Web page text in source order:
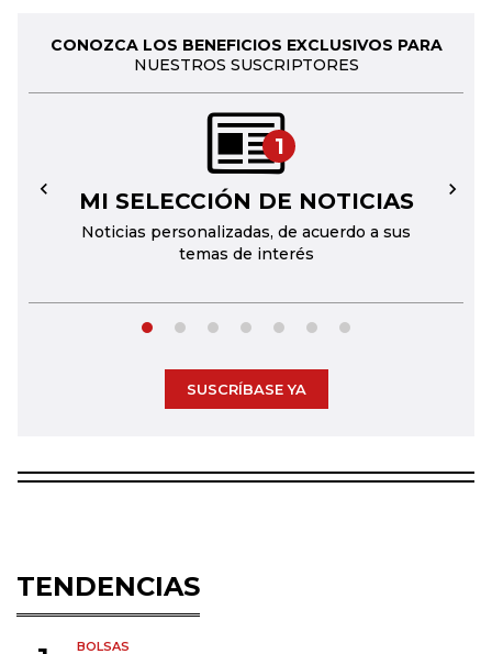
CONOZCA LOS BENEFICIOS EXCLUSIVOS PARA
NUESTROS SUSCRIPTORES
1
MI SELECCIÓN DE NOTICIAS
Noticias personalizadas, de acuerdo a sus
temas de interés
← →
SUSCRÍBASE YA
TENDENCIAS
BOLSAS